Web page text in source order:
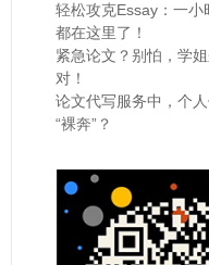
轻松攻克Essay：一
都在这里了！
紧急论文？别怕，学
对！
论文代写服务中，个
“裸奔”？